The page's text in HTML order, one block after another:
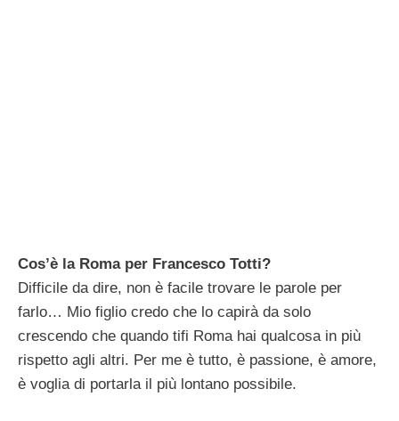
Cos’è la Roma per Francesco Totti?
Difficile da dire, non è facile trovare le parole per
farlo… Mio figlio credo che lo capirà da solo
crescendo che quando tifi Roma hai qualcosa in più
rispetto agli altri. Per me è tutto, è passione, è amore,
è voglia di portarla il più lontano possibile.